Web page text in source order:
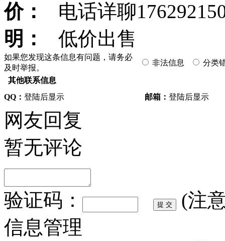
价：
电话详聊
明：
低价出售
如果您发现这条信息有问题，请务必
及时举报。
非法信息 分类
其他联系信息
QQ： 登陆后显示 邮箱： 登陆后显示
网友回复
暂无评论
验证码：
(注
信息管理